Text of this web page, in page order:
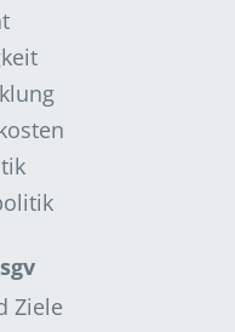
Ziele